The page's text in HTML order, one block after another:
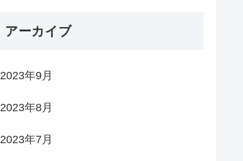
アーカイブ
2023年9月
2023年8月
2023年7月